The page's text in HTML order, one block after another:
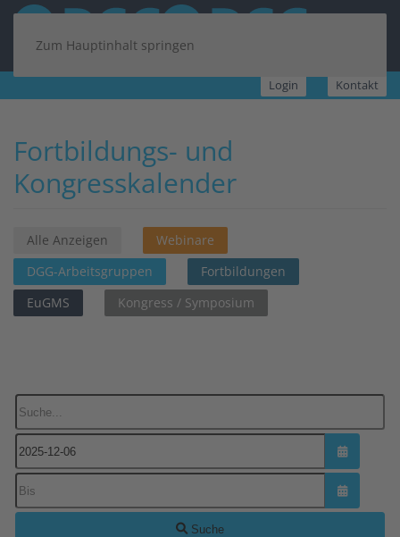
Zum Hauptinhalt springen
Login Kontakt
Fortbildungs- und
Kongresskalender
Alle Anzeigen
Webinare
DGG-Arbeitsgruppen
Fortbildungen
EuGMS
Kongress / Symposium
Suche...
Kalender
Kalender
Suche